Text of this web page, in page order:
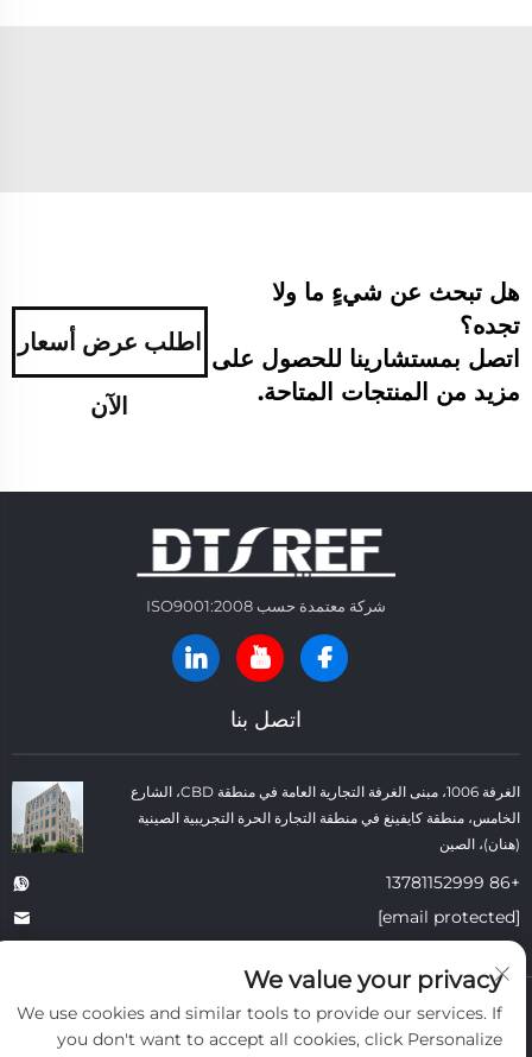
هل تبحث عن شيءٍ ما ولا
تجده؟
اتصل بمستشارينا للحصول على
مزيد من المنتجات المتاحة.
اطلب عرض أسعار
الآن
شركة معتمدة حسب ISO9001:2008
اتصل بنا
الغرفة 1006، مبنى الغرفة التجارية العامة في منطقة CBD، الشارع
الخامس، منطقة كايفينغ في منطقة التجارة الحرة التجريبية الصينية
(هنان)، الصين
+86 13781152999
حقوق النسخ © شركة كايفنغ داتونغ لمواد البناء الحرارية المحدودة. جميع الحقوق
سياسة الخصوصية
We value your privacy
We use cookies and similar tools to provide our services. If
you don't want to accept all cookies, click Personalize